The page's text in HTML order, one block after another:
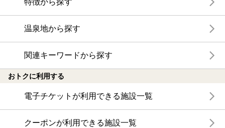
特徴から探す
温泉地から探す
関連キーワードから探す
おトクに利用する
電子チケットが利用できる施設一覧
クーポンが利用できる施設一覧